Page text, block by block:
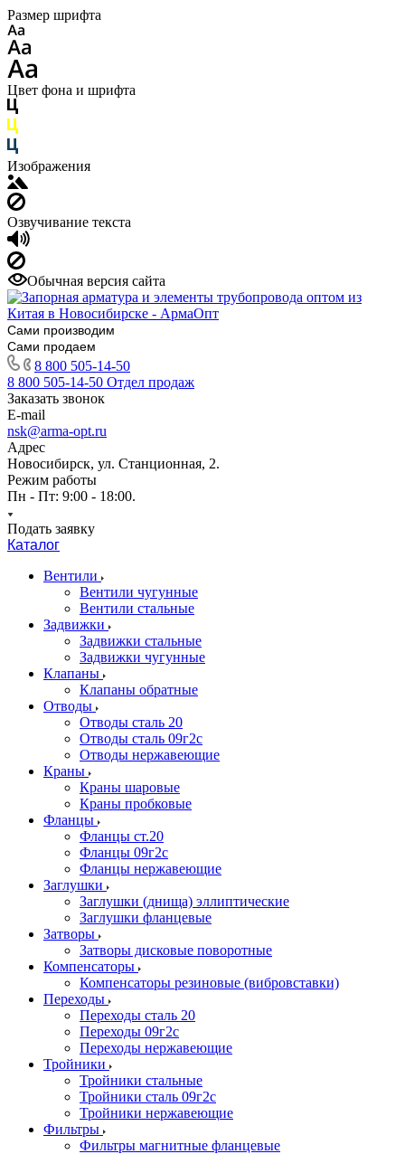
Размер шрифта
Цвет фона и шрифта
Изображения
Озвучивание текста
Обычная версия сайта
Сами производим
Сами продаем
8 800 505-14-50
8 800 505-14-50 Отдел продаж
Заказать звонок
E-mail
nsk@arma-opt.ru
Адрес
Новосибирск, ул. Станционная, 2.
Режим работы
Пн - Пт: 9:00 - 18:00.
Подать заявку
Каталог
Вентили
Вентили чугунные
Вентили стальные
Задвижки
Задвижки стальные
Задвижки чугунные
Клапаны
Клапаны обратные
Отводы
Отводы сталь 20
Отводы сталь 09г2с
Отводы нержавеющие
Краны
Краны шаровые
Краны пробковые
Фланцы
Фланцы ст.20
Фланцы 09г2с
Фланцы нержавеющие
Заглушки
Заглушки (днища) эллиптические
Заглушки фланцевые
Затворы
Затворы дисковые поворотные
Компенсаторы
Компенсаторы резиновые (вибровставки)
Переходы
Переходы сталь 20
Переходы 09г2с
Переходы нержавеющие
Тройники
Тройники стальные
Тройники сталь 09г2с
Тройники нержавеющие
Фильтры
Фильтры магнитные фланцевые